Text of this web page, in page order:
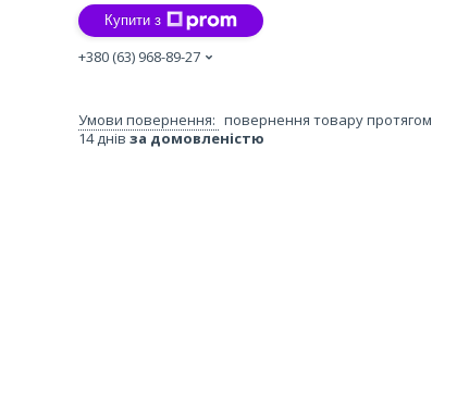
Купити з
+380 (63) 968-89-27
повернення товару протягом
14 днів за домовленістю